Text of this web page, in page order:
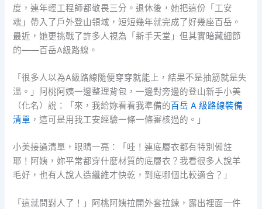
度，連年輕工程師都敬畏三分。退休後，她把這份「工安
魂」帶入了戶外登山領域，短短幾年就完成了好幾座百岳。
最近，她更挑戰了許多人視為「新手天堂」但其實暗藏細節
的——百岳A級路線。
「很多人以為A級路線隨便穿穿就能上，結果不是抽筋就是失
溫。」阿桃阿姨一邊整理背包，一邊對旁邊的登山新手小美
（化名）說：「來，我給妳看看我準備的百岳 A 級路線裝備
清單 ，這可是用我工安經驗一條一條審核過的。」
小美接過清單，眼睛一亮：「哇！連底層衣都有特別備註
耶！阿姨，妳平常都穿什麼材質的底層衣？我看很多人說羊
毛好，也有人說人造纖維才快乾，到底哪個比較適合？」
「這就問對人了！」阿桃阿姨拉開外套拉鍊，露出裡面一件